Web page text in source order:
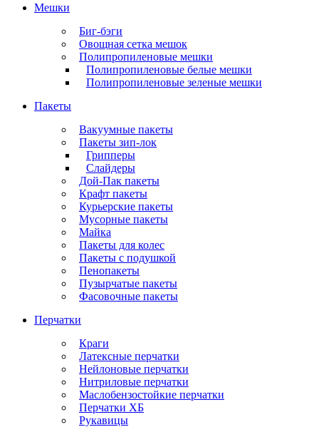
Мешки
Биг-бэги
Овощная сетка мешок
Полипропиленовые мешки
Полипропиленовые белые мешки
Полипропиленовые зеленые мешки
Пакеты
Вакуумные пакеты
Пакеты зип-лок
Грипперы
Слайдеры
Дой-Пак пакеты
Крафт пакеты
Курьерские пакеты
Мусорные пакеты
Майка
Пакеты для колес
Пакеты с подушкой
Пенопакеты
Пузырчатые пакеты
Фасовочные пакеты
Перчатки
Краги
Латексные перчатки
Нейлоновые перчатки
Нитриловые перчатки
Маслобензостойкие перчатки
Перчатки ХБ
Рукавицы